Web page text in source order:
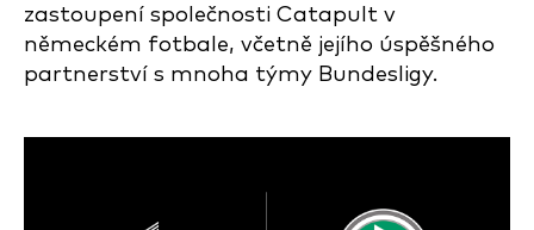
zastoupení společnosti Catapult v
německém fotbale, včetně jejího úspěšného
partnerství s mnoha týmy Bundesligy.